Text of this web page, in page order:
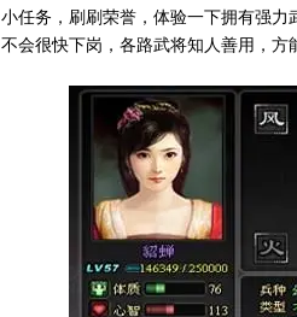
小任务，刷刷荣誉，体验一下拥有强
不会很快下岗，各路武将知人善用，方